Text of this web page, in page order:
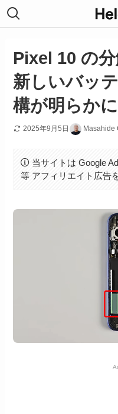
Pixel 10 の分
新しいバッ
構が明らかに
2025年9月5日 Masahide
当サイトは Google
等 アフィリエイト広告